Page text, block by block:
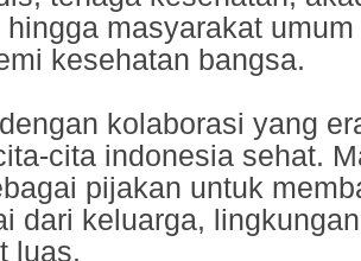
masyarakat
kesehatan bangsa.
kolaborasi yang
cita indonesia sehat.
pijakan untuk
dari keluarga,
luas.